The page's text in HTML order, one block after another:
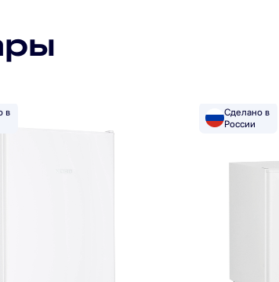
Отделение для скоропортящихся
в
Сделано в
России
Я даю согласие на получение рекламной рассылки